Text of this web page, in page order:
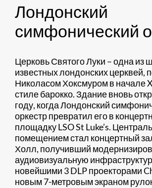
Лондонский
симфонический
Церковь Святого Луки – одна из
известных лондонских церквей,
Николасом Хоксмуром в начале
стиле барокко. Здание вновь
году, когда Лондонский
оркестр превратил его в
площадку LSO St Luke’s.
помещением стал концертный
Холл, получивший
аудиовизуальную
новейшими 3 DLP проекторами
новым 7-метровым экраном